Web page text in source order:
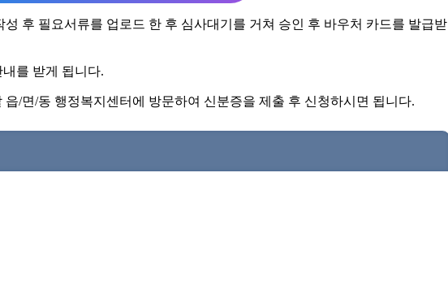
후 필요서류를 업로드 한 후 심사대기를 거쳐 승인 후 바우처 카드를 발급받
를 받게 됩니다.
/면/동 행정복지센터에 방문하여 신분증을 제출 후 신청하시면 됩니다.